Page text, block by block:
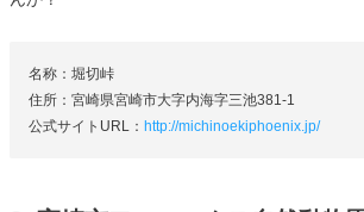
名称：堀切峠
住所：宮崎県宮崎市大字内海字三池381-1
公式サイトURL： http://michinoekiphoenix.jp/